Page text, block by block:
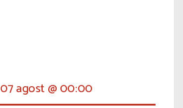
07 agost @ 00:00